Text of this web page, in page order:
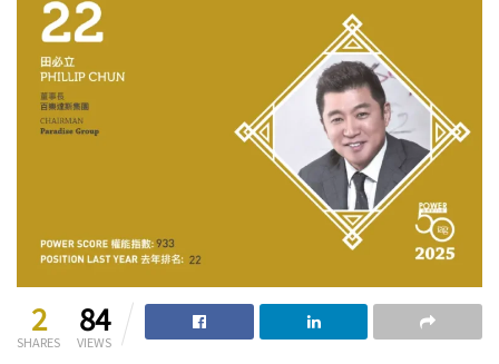
2
SHARES
84
VIEWS